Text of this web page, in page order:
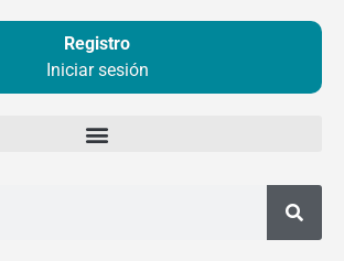
Registro
Iniciar sesión